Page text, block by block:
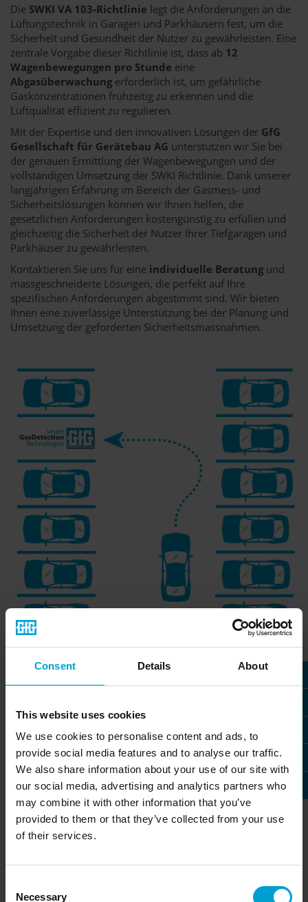
Consent Details About
This website uses cookies
We use cookies to personalise content and ads, to
provide social media features and to analyse our traffic.
We also share information about your use of our site with
our social media, advertising and analytics partners who
may combine it with other information that you’ve
provided to them or that they’ve collected from your use
of their services.
Selection
Necessary
Die SWKI VA 103-Richtlinie legt die Anforderungen an die
Lüftungstechnik in Garagen und Parkhäusern fest, um die
Sicherheit und Gesundheit der Nutzer zu gewährleisten. Eine
zentrale Vorgabe dieser Richtlinie ist, dass ab 12
Wagenbewegungen pro Stunde eine
Abgasüberwachung erforderlich ist, um gefährliche
Gaskonzentrationen frühzeitig zu erkennen und die
Luftqualität effizient zu regulieren.
Mit der Expertise und den innovativen Lösungen der GfG
Gesellschaft für Gerätebau AG unterstützen wir Sie bei
der genauen Ermittlung der Wagenbewegungen und der
vollständigen Umsetzung der SWKI Richtlinie. Dank unserer
langjährigen Erfahrung im Bereich der Gasmess- und
Sicherheitslösungen können wir Ihnen helfen, die
gesetzlichen Anforderungen kostengünstig zu erfüllen und
gleichzeitig die Sicherheit der Nutzer Ihrer Tiefgaragen und
Parkhäuser zu gewährleisten.
Kontaktieren Sie uns für eine individuelle Beratung und
massgeschneiderte Lösungen, die perfekt auf Ihre
spezifischen Anforderungen abgestimmt sind. Wir bieten
Ihnen eine zuverlässige Unterstützung bei der Planung und
Umsetzung der geforderten Sicherheitsmassnahmen.